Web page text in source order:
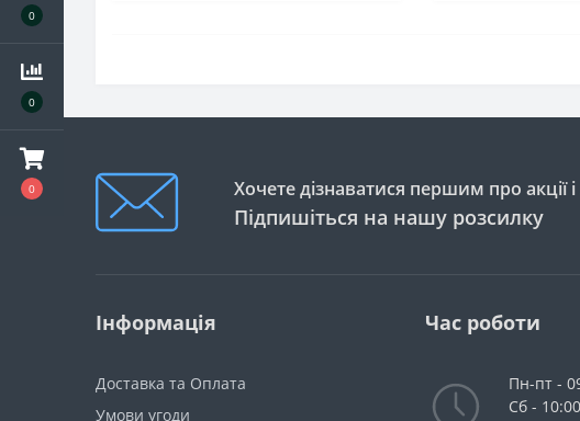
0
0
0 Хочете дізнаватися першим про акції
Підпишіться на нашу розсилку
Інформація
Доставка та Оплата
Умови угоди
Час роботи
Пн-пт -
Сб -